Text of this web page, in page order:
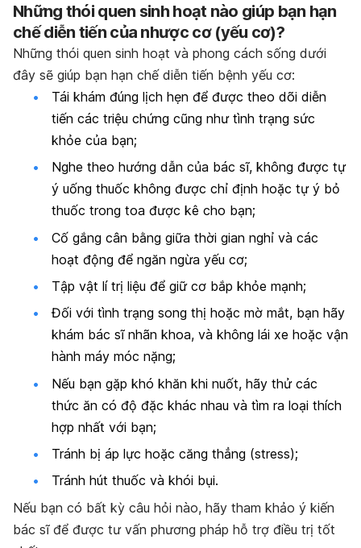
Những thói quen sinh hoạt nào giúp bạn hạn
chếdiễn tiến của nhược cơ(yếu cơ)?
Những thói quen sinh hoạt và phong cách sống dưới
đây sẽ giúp bạn hạn chế diễn tiến bệnh yếu cơ:
Tái khám đúng lịch hẹn để được theo dõi diễn
tiến các triệu chứng cũng như tình trạng sức
khỏe của bạn;
Nghe theo hướng dẫn của bác sĩ, không được tự
ý uống thuốc không được chỉ định hoặc tự ý bỏ
thuốc trong toa được kê cho bạn;
Cố gắng cân bằng giữa thời gian nghỉ và các
hoạt động để ngăn ngừa yếu cơ;
Tập vật lí trị liệu để giữ cơ bắp khỏe mạnh;
Đối với tình trạng song thị hoặc mờ mắt, bạn hãy
khám bác sĩ nhãn khoa, và không lái xe hoặc vận
hành máy móc nặng;
Nếu bạn gặp khó khăn khi nuốt, hãy thử các
thức ăn có độ đặc khác nhau và tìm ra loại thích
hợp nhất với bạn;
Tránh bị áp lực hoặc căng thẳng (stress);
Tránh hút thuốc và khói bụi.
Nếu bạn có bất kỳ câu hỏi nào, hãy tham khảo ý kiến
bác sĩ để được tư vấn phương pháp hỗ trợ điều trị tốt